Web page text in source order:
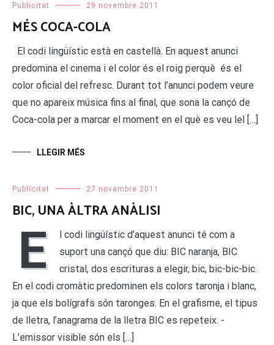
Publicitat 29 novembre 2011
MÉS COCA-COLA
El codi lingüístic està en castellà. En aquest anunci
predomina el cinema i el color és el roig perquè és el
color oficial del refresc. Durant tot l’anunci podem veure
que no apareix música fins al final, que sona la cançó de
Coca-cola per a marcar el moment en el què es veu lel […]
LLEGIR MÉS
Publicitat 27 novembre 2011
BIC, UNA ÀLTRA ANÀLISI
E
l codi lingüístic d’aquest anunci té com a
suport una cançó que diu: BIC naranja, BIC
cristal, dos escrituras a elegir, bic, bic-bic-bic.
En el codi cromàtic predominen els colors taronja i blanc,
ja que els bolígrafs són taronges. En el grafisme, el tipus
de lletra, l’anagrama de la lletra BIC es repeteix. -
L’emissor visible són els […]